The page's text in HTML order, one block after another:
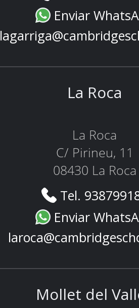
Enviar
La Roca
La Roca
C/ Pirineu, 11
08430 La Roca
Tel.
Enviar
Mollet del